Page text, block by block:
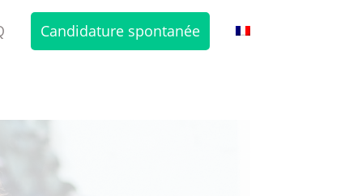
Candidature spontanée